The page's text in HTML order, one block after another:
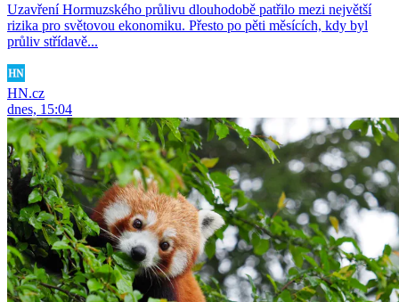
Uzavření Hormuzského průlivu dlouhodobě patřilo mezi největší
rizika pro světovou ekonomiku. Přesto po pěti měsících, kdy byl
průliv střídavě...
HN.cz
dnes, 15:04